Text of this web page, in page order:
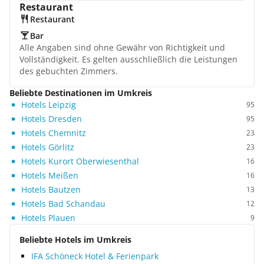
Restaurant
Restaurant
Bar
Alle Angaben sind ohne Gewähr von Richtigkeit und
Vollständigkeit. Es gelten ausschließlich die Leistungen
des gebuchten Zimmers.
Beliebte Destinationen im Umkreis
Hotels Leipzig
95
Hotels Dresden 95
Hotels Chemnitz 23
Hotels Görlitz 23
Hotels Kurort Oberwiesenthal 16
Hotels Meißen 16
Hotels Bautzen 13
Hotels Bad Schandau 12
Hotels Plauen 9
Beliebte Hotels im Umkreis
IFA Schöneck Hotel & Ferienpark